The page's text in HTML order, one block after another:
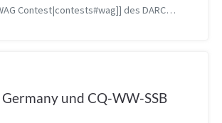
Contest|contests#wag]] des DARC
und CQ-WW-SSB